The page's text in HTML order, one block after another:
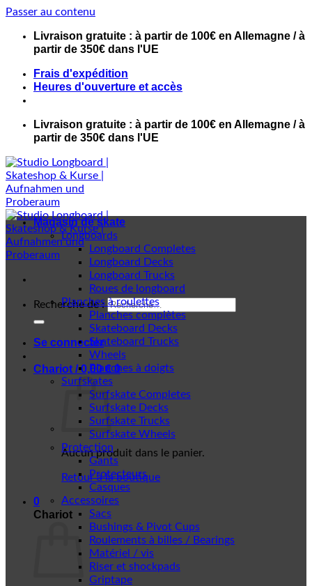
Passer au contenu
Livraison gratuite : à partir de 100€ en Allemagne / à
partir de 350€ dans l'UE
Frais d'expédition
Heures d'ouverture et accès
Livraison gratuite : à partir de 100€ en Allemagne / à
partir de 350€ dans l'UE
Recherche de :
Se connecter
Chariot /0,00€ 0
Aucun produit dans le panier.
Retour à la boutique
0
Chariot
Magasin de skate
Longboards
Longboard Completes
Longboard Decks
Longboard Trucks
Roues de longboard
Planches à roulettes
Planches complètes
Skateboard Decks
Skateboard Trucks
Wheels
Planches à doigts
Surfskates
Surfskate Completes
Surfskate Decks
Surfskate Trucks
Surfskate Wheels
Protection
Gants
Protecteurs
Casques
Accessoires
Sacs
Bushings & Pivot Cups
Roulements à billes / Bearings
Matériel / vis
Riser et shockpads
Griptape